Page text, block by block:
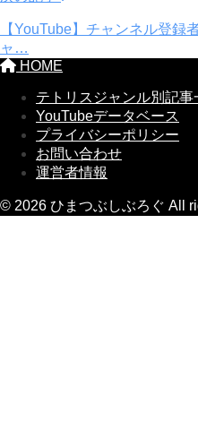
【YouTube】チャンネル登録
ャ…
HOME
テトリスジャンル別記事
YouTubeデータベース
プライバシーポリシー
お問い合わせ
運営者情報
© 2026 ひまつぶしぶろぐ All